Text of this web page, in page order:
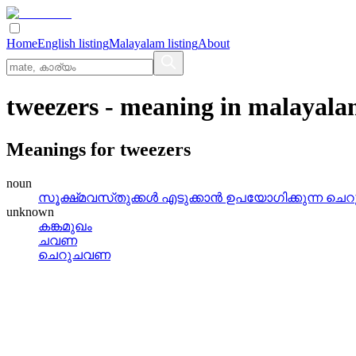
HomeEnglish listingMalayalam listingAbout
tweezers - meaning in
Meanings for tweezers
noun
സൂക്ഷ്‌മവസ്‌തുക്കള്‍ എടുക്കാന്‍ ഉപയോഗിക്കുന്ന
unknown
കങ്കമുഖം
ചവണ
ചെറുചവണ